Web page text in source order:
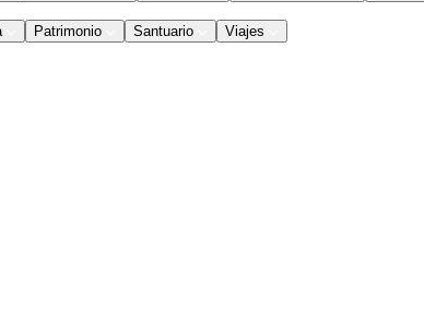
Patrimonio Santuario Viajes